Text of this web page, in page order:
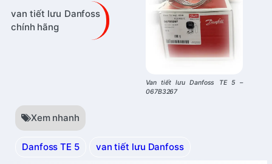
van tiết lưu Danfoss
chính hãng
Van tiết lưu Danfoss TE 5 –
067B3267
Xem nhanh
Danfoss TE 5 van tiết lưu Danfoss